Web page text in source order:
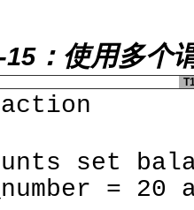
15：使用多个
set
= 20